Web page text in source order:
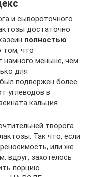
и сывороточного
достаточно
полностью
том, что
намного меньше, чем
для
подвержен более
углеводов в
кальция.
творога
Так что, если
или же
вдруг, захотелось
порцию